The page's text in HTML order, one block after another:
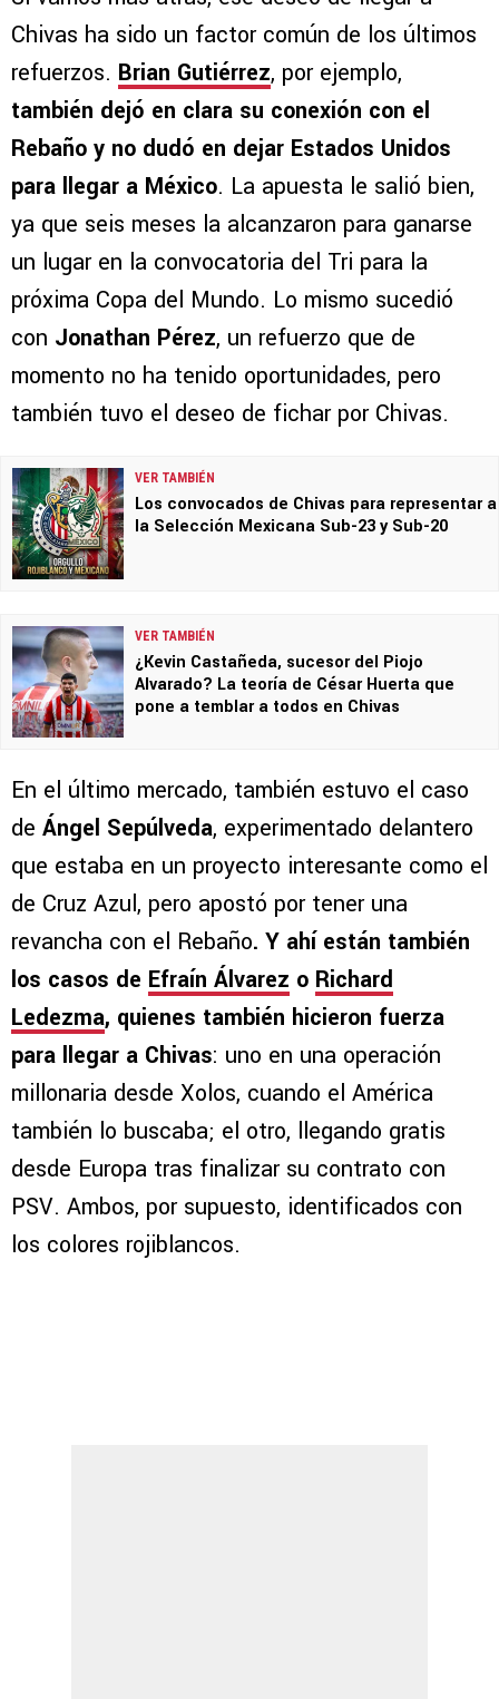
Chivas ha sido un factor común de los últimos
refuerzos. Brian Gutiérrez, por ejemplo,
también dejó en clara su conexión con el
Rebaño y no dudó en dejar Estados Unidos
para llegar a México. La apuesta le salió bien,
ya que seis meses la alcanzaron para ganarse
un lugar en la convocatoria del Tri para la
próxima Copa del Mundo. Lo mismo sucedió
con Jonathan Pérez, un refuerzo que de
momento no ha tenido oportunidades, pero
también tuvo el deseo de fichar por Chivas.
VER TAMBIÉN
Los convocados de Chivas para representar a
la Selección Mexicana Sub-23 y Sub-20
VER TAMBIÉN
¿Kevin Castañeda, sucesor del Piojo
Alvarado? La teoría de César Huerta que
pone a temblar a todos en Chivas
En el último mercado, también estuvo el caso
de Ángel Sepúlveda, experimentado delantero
que estaba en un proyecto interesante como el
de Cruz Azul, pero apostó por tener una
revancha con el Rebaño. Y ahí están también
los casos de Efraín Álvarez o Richard
Ledezma, quienes también hicieron fuerza
para llegar a Chivas: uno en una operación
millonaria desde Xolos, cuando el América
también lo buscaba; el otro, llegando gratis
desde Europa tras finalizar su contrato con
PSV. Ambos, por supuesto, identificados con
los colores rojiblancos.